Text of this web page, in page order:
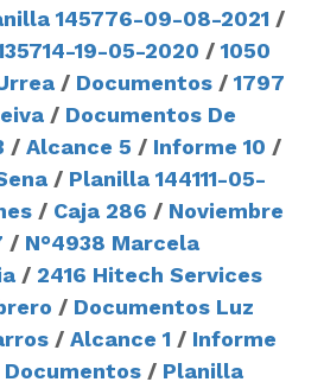
145776-09-08-2021 /
19-05-2020 / 1050
/ Documentos / 1797
/ Documentos De
/ Alcance 5 / Informe 10 /
/ Planilla 144111-05-
/ Caja 286 / Noviembre
/ N°4938 Marcela
/ 2416 Hitech Services
/ Documentos Luz
/ Alcance 1 / Informe
Documentos / Planilla